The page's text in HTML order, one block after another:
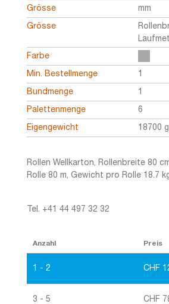
Grösse mm
Grösse
Farbe
Min. Bestellmenge 1
Bundmenge 1
Palettenmenge 6
Eigengewicht 18700 g
Rollen Wellkarton, Rollenbreite 80
Rolle 80 m, Gewicht pro Rolle 18.7
Tel. +41 44 497 32 32
Anzahl Preis
1 - 2 CHF
3 - 5 CHF